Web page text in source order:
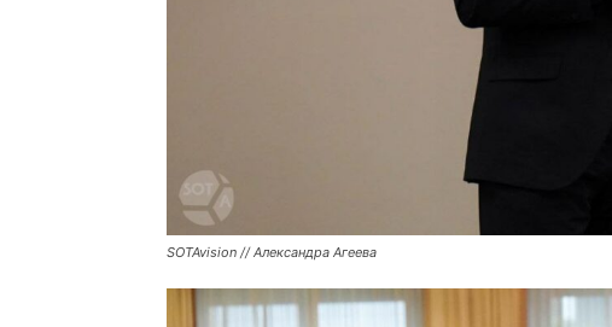
SOTAvision // Александра Агеева